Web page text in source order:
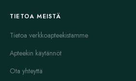
TIETOA MEISTÄ
Tietoa verkkoapteekistamme
Apteekin käytännöt
Ota yhteyttä